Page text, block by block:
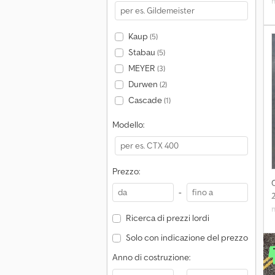
Kaup (5)
Stabau (5)
MEYER (3)
Durwen (2)
Cascade(1)
Modello:
Prezzo:
-
Ricerca di prezzi lordi
Solo con indicazione del prezzo
Anno di costruzione: